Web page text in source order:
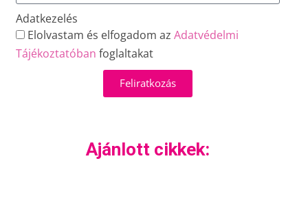
Adatkezelés
Elolvastam és elfogadom azAdatvédelmi
Tájékoztatóban foglaltakat
Feliratkozás
Ajánlott cikkek: